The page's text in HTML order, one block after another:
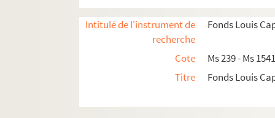
Intitulé de l'instrument de
recherche
Fonds Louis
Cote
Ms 239 - Ms
Titre
Fonds Louis
Ms 329. Louis Cappatti. Table générale des
Ms 335. Louis Cappatti. Aix-en-Provence.
Ms 359. Louis Cappatti. Le Chant des saisons
Ms 417. Louis Cappatti. Herzen à Nice.